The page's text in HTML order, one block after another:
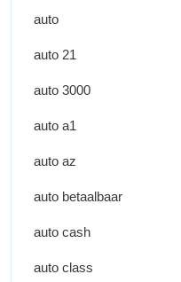
auto
auto 21
auto 3000
auto a1
auto az
auto betaalbaar
auto cash
auto class